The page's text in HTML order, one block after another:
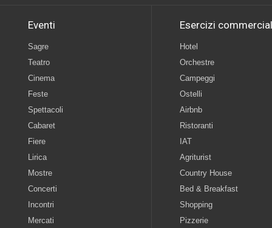
Eventi
Sagre
Teatro
Cinema
Feste
Spettacoli
Cabaret
Fiere
Lirica
Mostre
Concerti
Incontri
Mercati
Esercizi
Hotel
Orchestre
Campeggi
Ostelli
Airbnb
Ristoranti
IAT
Agriturist
Country House
Bed & Breakfast
Shopping
Pizzerie